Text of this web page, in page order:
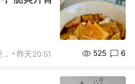
不靠谱不要联系 昨天20:51 525 6